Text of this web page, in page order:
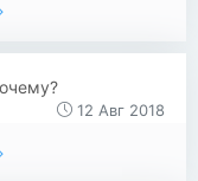
12 Авг 2018